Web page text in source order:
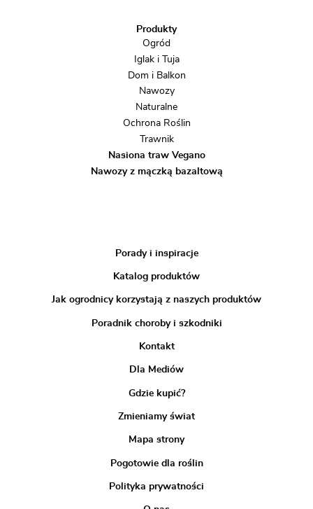
Produkty
Ogród
Iglak i Tuja
Dom i Balkon
Nawozy
Naturalne
Ochrona Roślin
Trawnik
Nasiona traw Vegano
Nawozy z mączką bazaltową
Porady i inspiracje
Katalog produktów
Jak ogrodnicy korzystają z naszych produktów
Poradnik choroby i szkodniki
Kontakt
Dla Mediów
Gdzie kupić?
Zmieniamy świat
Mapa strony
Pogotowie dla roślin
Polityka prywatności